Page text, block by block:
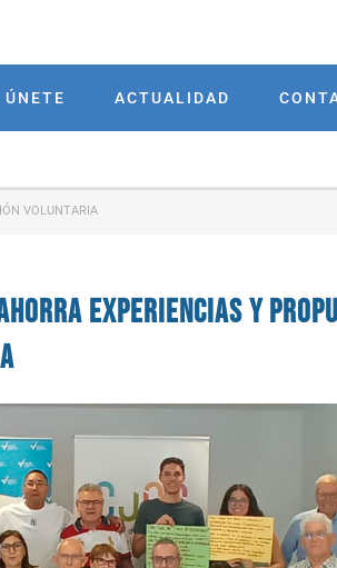
ÚNETE ACTUALIDAD
VOLUNTARIA
experiencias y